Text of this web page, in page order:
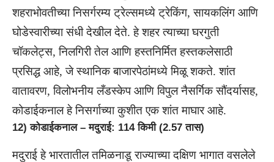
शहराभोवतीच्या निसर्गरम्य ट्रेल्समध्ये ट्रेकिंग, सायकलिंग आणि
घोडेस्वारीच्या संधी देखील देते. हे शहर त्याच्या घरगुती
चॉकलेट्स, निलगिरी तेल आणि हस्तनिर्मित हस्तकलेसाठी
प्रसिद्ध आहे, जे स्थानिक बाजारपेठांमध्ये मिळू शकते. शांत
वातावरण, विलोभनीय लँडस्केप आणि विपुल नैसर्गिक सौंदर्यासह,
कोडाईकनाल हे निसर्गाच्या कुशीत एक शांत माघार आहे.
12) कोडाईकनाल – मदुराई: 114 किमी (2.57 तास)
मदुराई हे भारतातील तमिळनाडू राज्याच्या दक्षिण भागात वसलेले